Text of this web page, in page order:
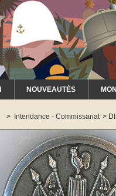
NOUVEAUTÉS
> Intendance - Commissariat >